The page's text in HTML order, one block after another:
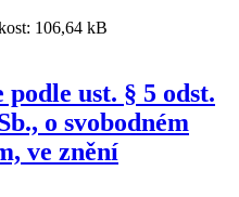
106,64 kB
ust. § 5 odst.
o svobodném
ve znění